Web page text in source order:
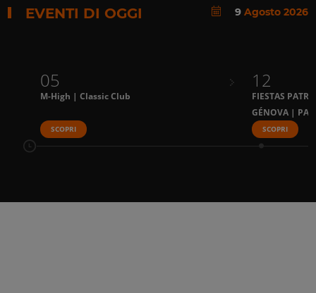
EVENTI DI OGGI 9Agosto 2026
05
M-High | Classic Club
SCOPRI
12
FIESTAS
GÉNOVA |
SCOPRI